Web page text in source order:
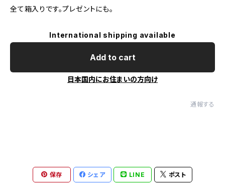
全て箱入りです。プレゼントにも。
International shipping available
Add to cart
日本国内にお住まいの方向け
通報する
保存 シェア LINE ポスト